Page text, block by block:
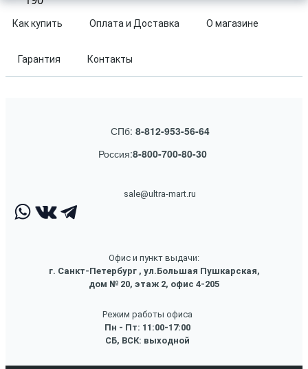
Как купить Оплата и Доставка О магазине
Гарантия Контакты
СПб: 8-812-953-56-64
Россия:8-800-700-80-30
sale@ultra-mart.ru
Офис и пункт выдачи:
г. Санкт-Петербург , ул.Большая Пушкарская,
дом № 20, этаж 2, офис 4-205
Режим работы офиса
Пн - Пт: 11:00-17:00
СБ, ВСК: выходной